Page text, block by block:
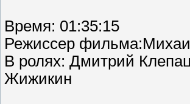
Время: 01:35:15
Режиссер
В ролях: Дмитрий
Жижикин